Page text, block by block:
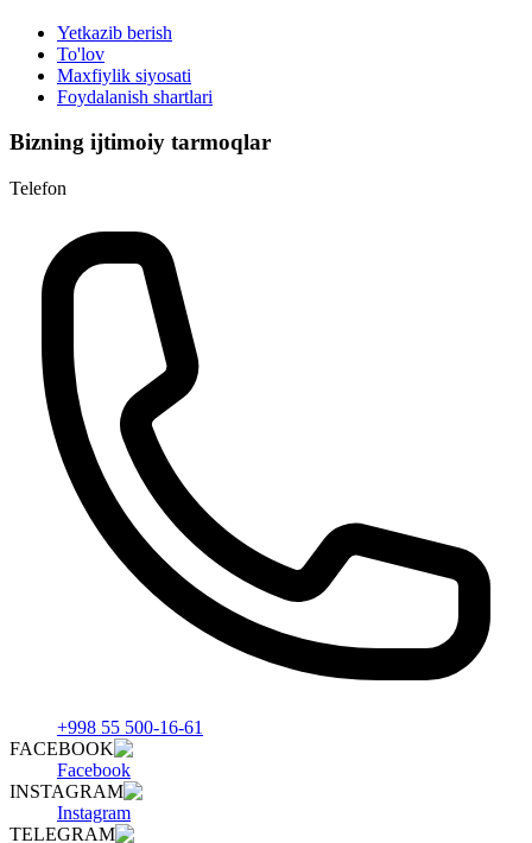
Yetkazib berish
To'lov
Maxfiylik siyosati
Foydalanish shartlari
Bizning ijtimoiy tarmoqlar
Telefon
+998 55 500-16-61
FACEBOOK
Facebook
INSTAGRAM
Instagram
TELEGRAM